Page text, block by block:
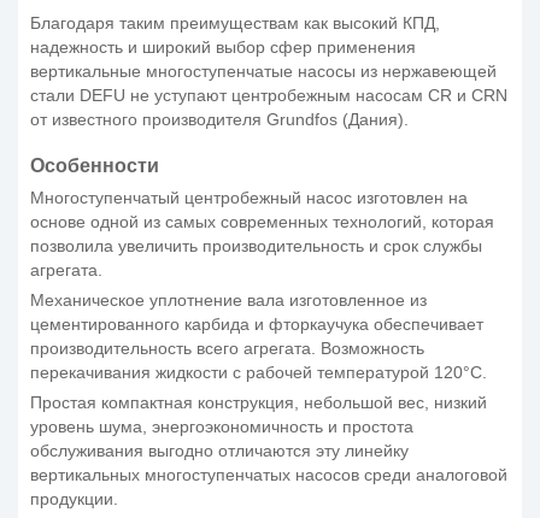
Благодаря таким преимуществам как высокий КПД,
надежность и широкий выбор сфер применения
вертикальные многоступенчатые насосы из нержавеющей
стали DEFU не уступают центробежным насосам CR и CRN
от известного производителя Grundfos (Дания).
Особенности
Многоступенчатый центробежный насос изготовлен на
основе одной из самых современных технологий, которая
позволила увеличить производительность и срок службы
агрегата.
Механическое уплотнение вала изготовленное из
цементированного карбида и фторкаучука обеспечивает
производительность всего агрегата. Возможность
перекачивания жидкости с рабочей температурой 120°C.
Простая компактная конструкция, небольшой вес, низкий
уровень шума, энергоэкономичность и простота
обслуживания выгодно отличаются эту линейку
вертикальных многоступенчатых насосов среди аналоговой
продукции.